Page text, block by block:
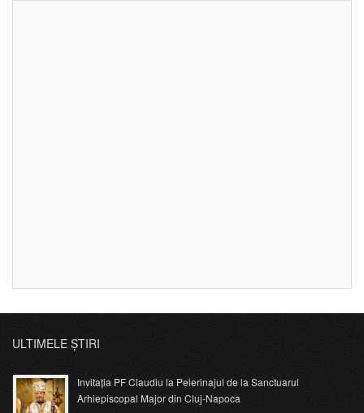
ULTIMELE ȘTIRI
Invitația PF Claudiu la Pelerinajul de la Sanctuarul
Arhiepiscopal Major din Cluj-Napoca